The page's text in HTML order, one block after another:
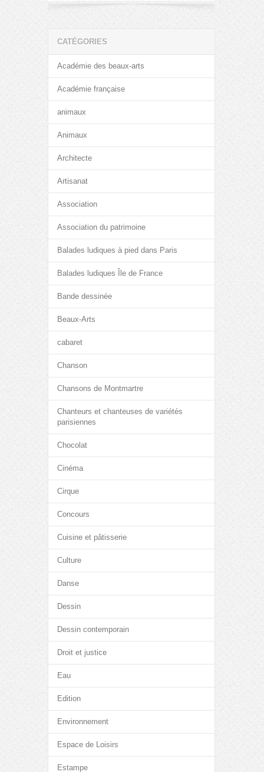
CATÉGORIES
Académie des beaux-arts
Académie française
animaux
Animaux
Architecte
Artisanat
Association
Association du patrimoine
Balades ludiques à pied dans Paris
Balades ludiques Île de France
Bande dessinée
Beaux-Arts
cabaret
Chanson
Chansons de Montmartre
Chanteurs et chanteuses de variétés
parisiennes
Chocolat
Cinéma
Cirque
Concours
Cuisine et pâtisserie
Culture
Danse
Dessin
Dessin contemporain
Droit et justice
Eau
Edition
Environnement
Espace de Loisirs
Estampe